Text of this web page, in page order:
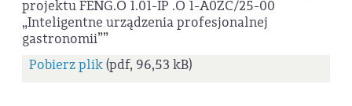
projektu FENG.O 1.01-IP .O 1-A0ZC/25-00
„Inteligentne urządzenia profesjonalnej
gastronomii””
Pobierz plik(pdf, 96,53 kB)